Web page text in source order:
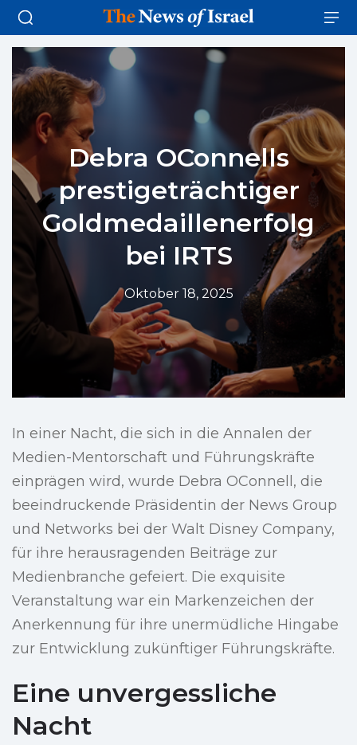
Debra OConnells
prestigeträchtiger
Goldmedaillenerfolg
bei IRTS
Oktober 18, 2025
In einer Nacht, die sich in die Annalen der
Medien-Mentorschaft und Führungskräfte
einprägen wird, wurde Debra OConnell, die
beeindruckende Präsidentin der News Group
und Networks bei der Walt Disney Company,
für ihre herausragenden Beiträge zur
Medienbranche gefeiert. Die exquisite
Veranstaltung war ein Markenzeichen der
Anerkennung für ihre unermüdliche Hingabe
zur Entwicklung zukünftiger Führungskräfte.
Eine unvergessliche
Nacht